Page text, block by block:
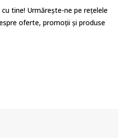
tine! Urmărește-ne pe rețelele
oferte, promoții și produse